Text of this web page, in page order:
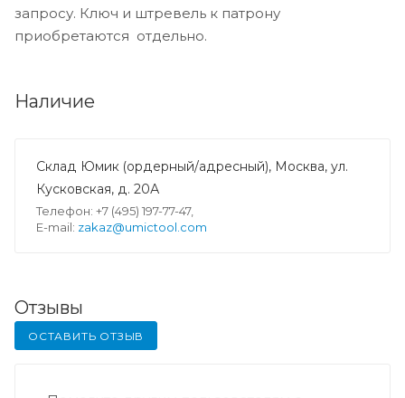
запросу. Ключ и штревель к патрону
приобретаются отдельно.
Наличие
Склад Юмик (ордерный/адресный), Москва, ул.
Кусковская, д. 20А
Телефон: +7 (495) 197-77-47,
E-mail: zakaz@umictool.com
Отзывы
ОСТАВИТЬ ОТЗЫВ